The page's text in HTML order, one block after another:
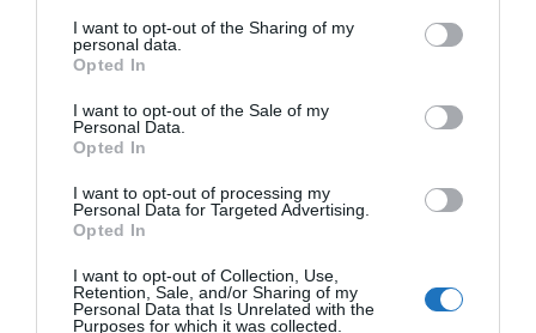
not limited to your visit or usage behaviour. You may click to
grant or deny consent to Google and its third-party tags to
use your data for below specified purposes in below Google
consent section.
I want to opt-out of the Sharing of my
personal data.
Opted In
I want to opt-out of the Sale of my
Personal Data.
Opted In
I want to opt-out of processing my
Personal Data for Targeted Advertising.
Opted In
I want to opt-out of Collection, Use,
Retention, Sale, and/or Sharing of my
Personal Data that Is Unrelated with the
Purposes for which it was collected.